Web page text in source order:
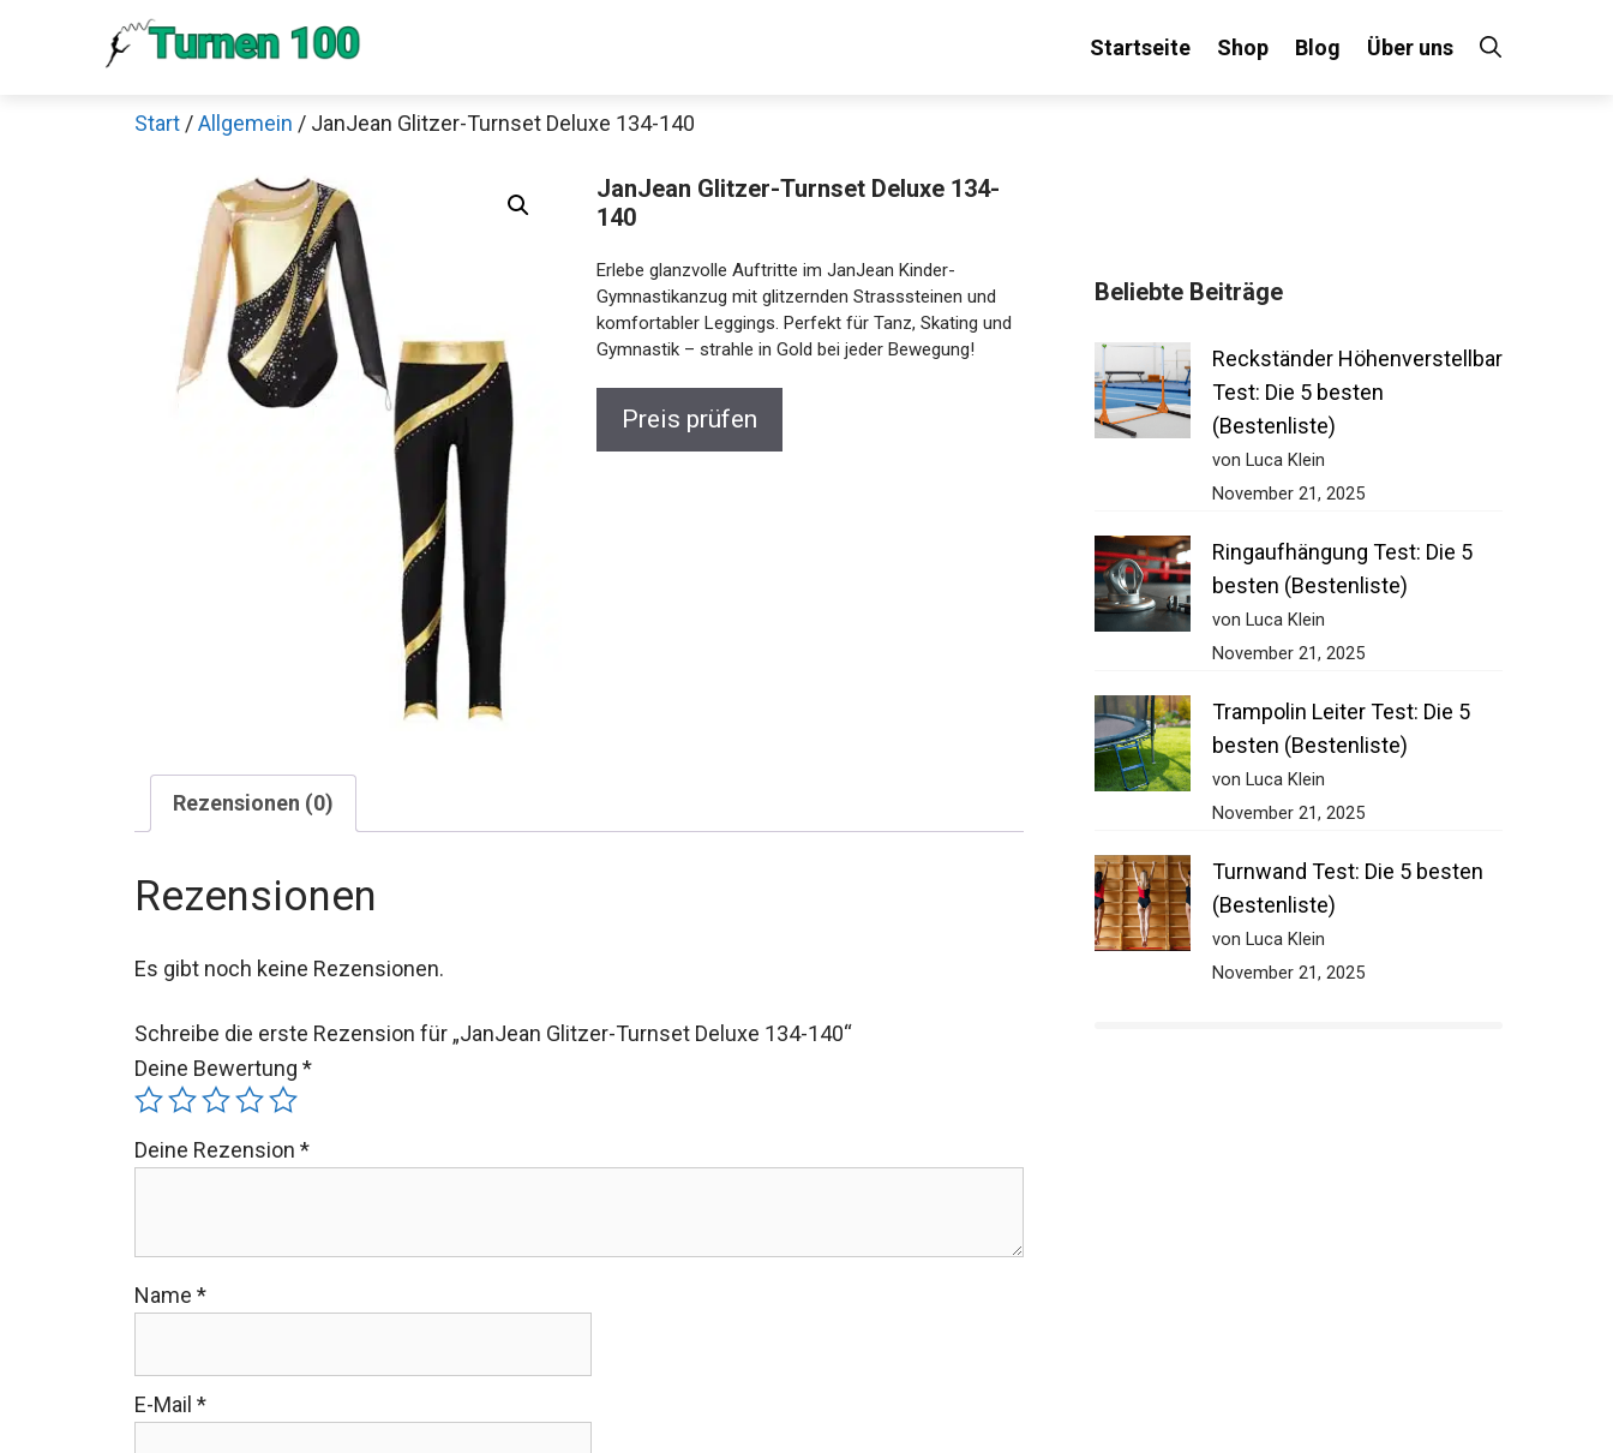
Startseite Shop Blog Über uns
Start /Allgemein / JanJean Glitzer-Turnset Deluxe 134-140
JanJean Glitzer-Turnset Deluxe 134-
140
Erlebe glanzvolle Auftritte im JanJean Kinder-
Gymnastikanzug mit glitzernden Strasssteinen und
komfortabler Leggings. Perfekt für Tanz, Skating und
Gymnastik – strahle in Gold bei jeder Bewegung!
Preis prüfen
Rezensionen (0)
Rezensionen
Es gibt noch keine Rezensionen.
Schreibe die erste Rezension für „JanJean Glitzer-Turnset Deluxe 134-140“
Deine Bewertung *
Deine Rezension *
Name *
E-Mail *
Beliebte Beiträge
Reckständer Höhenverstellbar
Test: Die 5 besten
(Bestenliste)
von Luca Klein
November 21, 2025
Ringaufhängung Test: Die 5
besten (Bestenliste)
von Luca Klein
November 21, 2025
Trampolin Leiter Test: Die 5
besten (Bestenliste)
von Luca Klein
November 21, 2025
Turnwand Test: Die 5 besten
(Bestenliste)
von Luca Klein
November 21, 2025